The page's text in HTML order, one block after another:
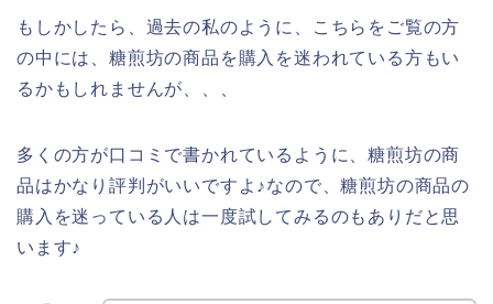
もしかしたら、過去の私のように、こちらをご覧の方
の中には、糖煎坊の商品を購入を迷われている方もい
るかもしれませんが、、、
多くの方が口コミで書かれているように、糖煎坊の商
品はかなり評判がいいですよ♪なので、糖煎坊の商品の
購入を迷っている人は一度試してみるのもありだと思
います♪